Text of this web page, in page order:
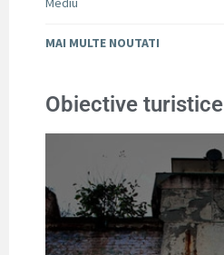
MAI MULTE NOUTATI
Obiective turistice